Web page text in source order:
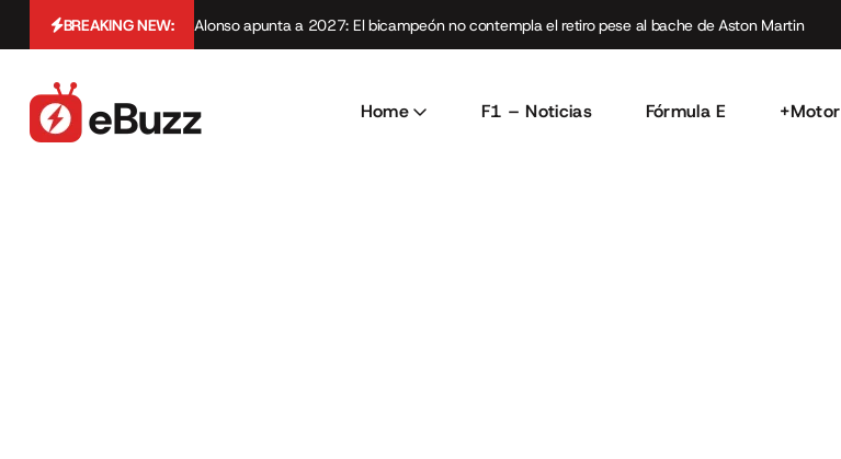
BREAKING NEW: Alonso apunta a 2027: El bicampeón no contempla el retiro pese al bache de Aston Martin
Home F1 – Noticias Fórmula E +Motor